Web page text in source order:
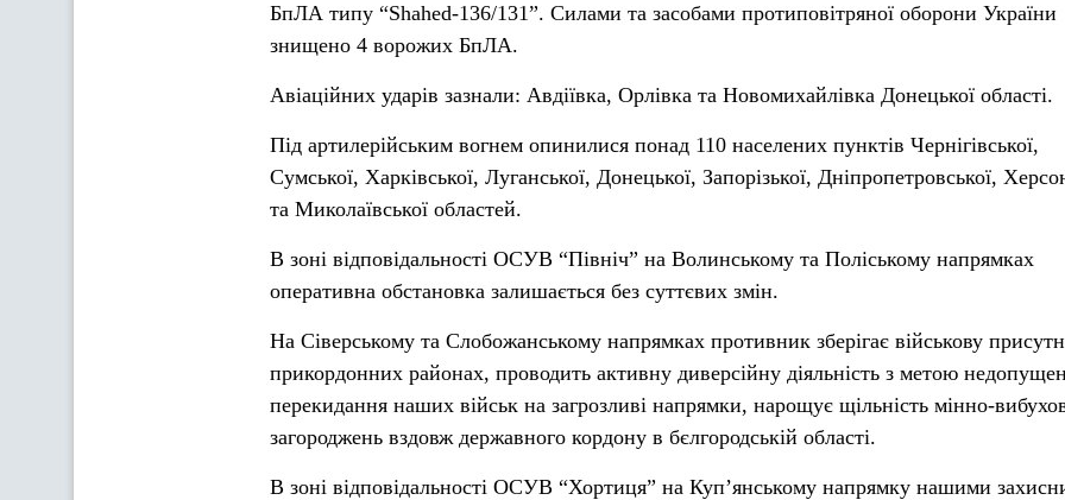
БпЛА типу “Shahed-136/131”. Силами та засобами протиповітряної оборони України
знищено 4 ворожих БпЛА.
Авіаційних ударів зазнали: Авдіївка, Орлівка та Новомихайлівка Донецької області.
Під артилерійським вогнем опинилися понад 110 населених пунктів Чернігівської,
Сумської, Харківської, Луганської, Донецької, Запорізької, Дніпропетровської,
та Миколаївської областей.
В зоні відповідальності ОСУВ “Північ” на Волинському та Поліському напрямках
оперативна обстановка залишається без суттєвих змін.
На Сіверському та Слобожанському напрямках противник зберігає військову
прикордонних районах, проводить активну диверсійну діяльність з метою
перекидання наших військ на загрозливі напрямки, нарощує щільність мінно-
загороджень вздовж державного кордону в бєлгородській області.
В зоні відповідальності ОСУВ “Хортиця” на Куп’янському напрямку нашими